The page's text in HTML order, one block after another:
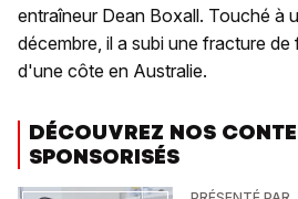
entraîneur Dean Boxall. Touché à
décembre, il a subi une fracture
d'une côte en Australie.
DÉCOUVREZ NOS
SPONSORISÉS